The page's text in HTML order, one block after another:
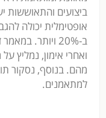
ביצועים והתאוששות
אופטימלית יכולה
ב-20% ויותר.
ואחרי אימון, נמליץ על
מהם. בנוסף, נסקור
למתאמנים.